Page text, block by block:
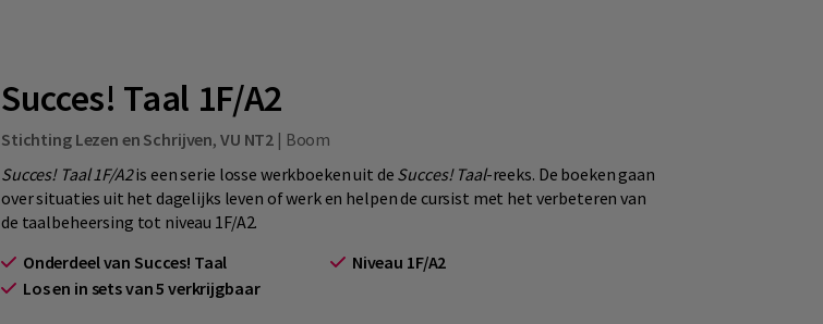
Succes! Taal 1F/A2
Stichting Lezen en Schrijven, VU NT2 | Boom
Succes! Taal 1F/A2is een serie losse werkboeken uit de Succes! Taal-reeks. De boeken gaan
over situaties uit het dagelijks leven of werk en helpen de cursist met het verbeteren van
de taalbeheersing tot niveau 1F/A2.
Onderdeel van Succes! Taal
Niveau 1F/A2
Los en in sets van 5 verkrijgbaar